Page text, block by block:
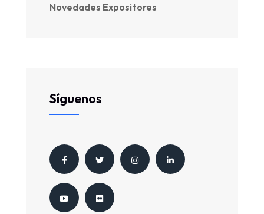
Novedades Expositores
Síguenos